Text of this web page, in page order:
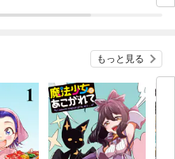
もっと見る